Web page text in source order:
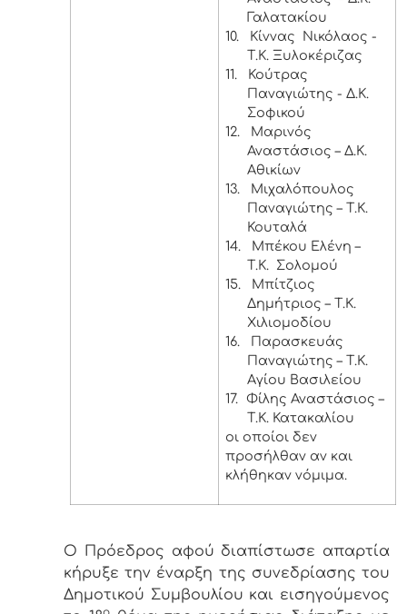
Γαλατακίου
10.
Κίννας Νικόλαος -
Τ.Κ. Ξυλοκέριζας
11.
Κούτρας
Παναγιώτης - Δ.Κ.
Σοφικού
12.
Μαρινός
Αναστάσιος – Δ.Κ.
Αθικίων
13.
Μιχαλόπουλος
Παναγιώτης – Τ.Κ.
Κουταλά
14.
Μπέκου Ελένη –
Τ.Κ. Σολομού
15.
Μπίτζιος
Δημήτριος – Τ.Κ.
Χιλιομοδίου
16.
Παρασκευάς
Παναγιώτης – Τ.Κ.
Αγίου Βασιλείου
17.
Φίλης Αναστάσιος –
Τ.Κ. Κατακαλίου
οι οποίοι δεν
προσήλθαν αν και
κλήθηκαν νόμιμα.
Ο Πρόεδρος αφού διαπίστωσε απαρτία
κήρυξε την έναρξη της συνεδρίασης του
Δημοτικού Συμβουλίου και εισηγούμενος